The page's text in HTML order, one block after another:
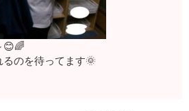
😊🌈
のを待ってます🌞